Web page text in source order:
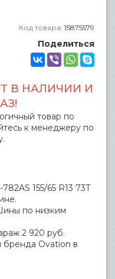
Код товара: 15875579
Поделиться
В НАЛИЧИИ И
товар по
к менеджеру по
155/65 R13 73T
по низким
2 920 руб.
Ovation в